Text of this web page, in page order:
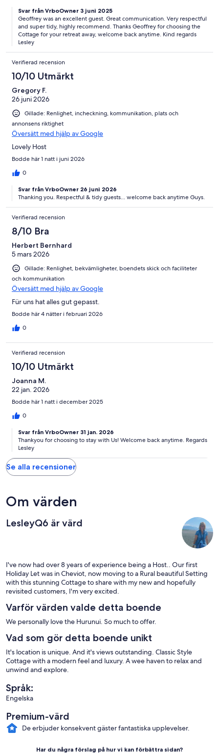
recommended.
Svar från VrboOwner 3 juni 2025
Geoffrey was an excellent guest. Great communication. Very respectful
and super tidy, highly recommend. Thanks Geoffrey for choosing the
Cottage for your retreat away, welcome back anytime. Kind regards
Lesley
Verifierad recension
10/10 Utmärkt
Gregory F.
26 juni 2026
Gillade: Renlighet, incheckning, kommunikation, plats och
annonsens riktighet
Översätt med hjälp av Google
Lovely Host
Bodde här 1 natt i juni 2026
0
Svar från VrboOwner 26 juni 2026
Thanking you. Respectful & tidy guests... welcome back anytime Guys.
Verifierad recension
8/10 Bra
Herbert Bernhard
5 mars 2026
Gillade: Renlighet, bekvämligheter, boendets skick och faciliteter
och kommunikation
Översätt med hjälp av Google
Für uns hat alles gut gepasst.
Bodde här 4 nätter i februari 2026
0
Verifierad recension
10/10 Utmärkt
Joanna M.
22 jan. 2026
Bodde här 1 natt i december 2025
0
Svar från VrboOwner 31 jan. 2026
Thankyou for choosing to stay with Us! Welcome back anytime. Regards
Lesley
Se alla recensioner
Om värden
LesleyQ6 är värd
I've now had over 8 years of experience being a Host.. Our first
Holiday Let was in Cheviot, now moving to a Rural beautiful Setting
with this stunning Cottage to share with my new and hopefully
revisited customers, I'm very excited.
Varför värden valde detta boende
We personally love the Hurunui. So much to offer.
Vad som gör detta boende unikt
It's location is unique. And it's views outstanding. Classic Style
Cottage with a modern feel and luxury. A wee haven to relax and
unwind and explore.
Språk:
Engelska
Premium-värd
De erbjuder konsekvent gäster fantastiska upplevelser.
Har du några förslag på hur vi kan förbättra sidan?